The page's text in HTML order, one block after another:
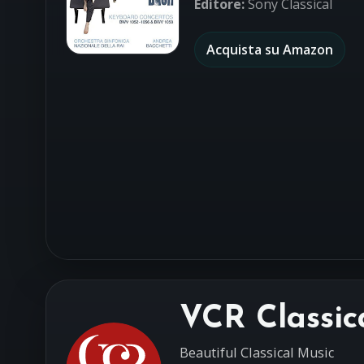
Editore:Sony Classical
Acquista su Amazon
VCR
Beautiful Classical Music